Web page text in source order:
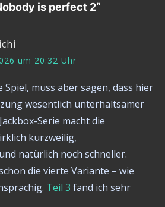
is perfect 2“
um 20:32 Uhr
Spiel, muss aber sagen, dass hier
wesentlich unterhaltsamer
Serie macht die
kurzweilig,
natürlich noch schneller.
die vierte Variante – wie
Teil 3 fand ich sehr